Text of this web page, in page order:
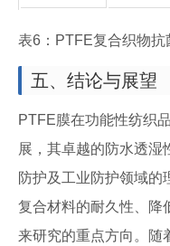
表6：PTFE复合织物
五、结论与展望
PTFE膜在功能性纺织
展，其卓越的防水透湿
防护及工业防护领域的
复合材料的耐久性、降
来研究的重点方向。随